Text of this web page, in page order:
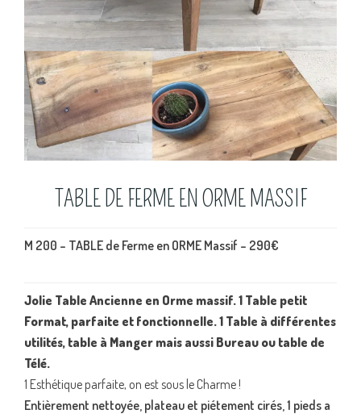
TABLE DE FERME EN ORME MASSIF
M 200 – TABLE de Ferme en ORME Massif – 290€
Jolie Table Ancienne en Orme massif. 1 Table petit
Format, parfaite et fonctionnelle. 1 Table à différentes
utilités, table à Manger mais aussi Bureau ou table de
Télé.
1 Esthétique parfaite, on est sous le Charme !
Entièrement nettoyée, plateau et piétement cirés, 1 pieds a